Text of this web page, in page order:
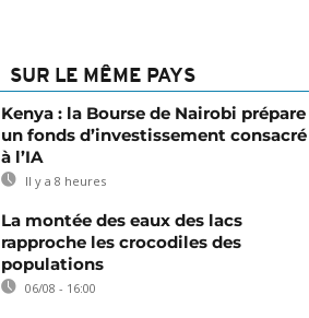
SUR LE MÊME PAYS
Kenya : la Bourse de Nairobi prépare
un fonds d’investissement consacré
à l’IA
Il y a 8 heures
La montée des eaux des lacs
rapproche les crocodiles des
populations
06/08 - 16:00